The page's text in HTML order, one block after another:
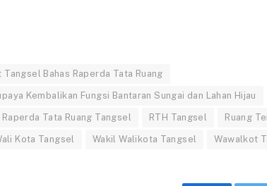
Tangsel Bahas Raperda Tata Ruang
Kembalikan Fungsi Bantaran Sungai dan Lahan Hijau
Raperda Tata Ruang Tangsel RTH Tangsel Ruang
Kota Tangsel Wakil Walikota Tangsel Wawalkot